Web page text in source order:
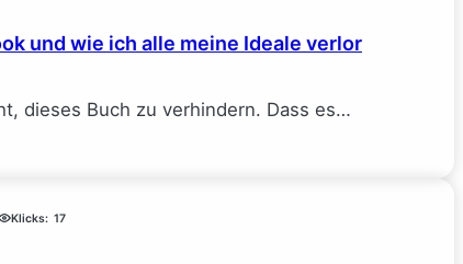
und wie ich alle meine Ideale verlor
dieses Buch zu verhindern. Dass es…
Klicks: 17